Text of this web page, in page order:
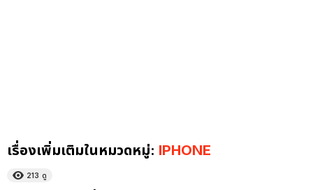
เรื่องเพิ่มเติมในหมวดหมู่: IPHONE
213 ดู